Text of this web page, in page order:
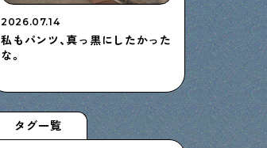
2026.07.14
私もパンツ、真っ黒にしたかった
な。
タグ一覧